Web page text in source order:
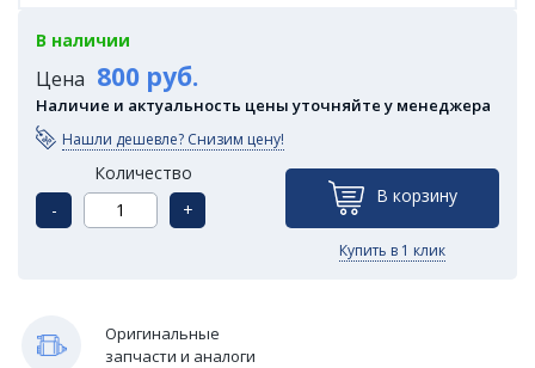
В наличии
Цена 800 руб.
Наличие и актуальность цены уточняйте у менеджера
Нашли дешевле? Снизим цену!
Количество
-
+
В корзину
Купить в 1 клик
Оригинальные
запчасти и аналоги